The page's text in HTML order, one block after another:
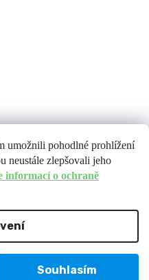
umožnili pohodlné prohlížení
neustále zlepšovali jeho
informací o ochraně
Souhlasím
práva vyhrazena.
cookies